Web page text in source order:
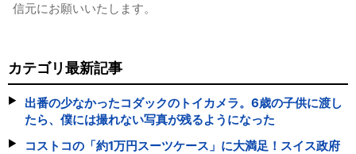
信元にお願いいたします。
カテゴリ最新記事
出番の少なかったコダックのトイカメラ。6歳の子供に渡し
たら、僕には撮れない写真が残るようになった
コストコの「約1万円スーツケース」に大満足！スイス政府